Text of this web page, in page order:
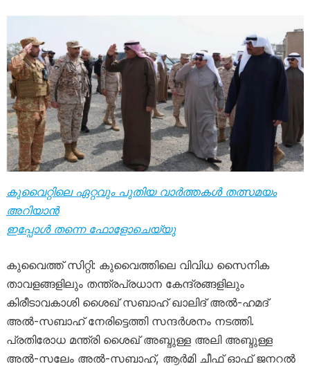
കുവൈറ്റിലെ ഏറ്റവും പുതിയ വാർത്തകൾ തത്സമയം
അറിയാൻ
ഇപ്പോൾ തന്നെ ഫോളോചെയ്യു
കുവൈത്ത് സിറ്റി: കുവൈത്തിലെ വിവിധ സൈനിക
താവളങ്ങളിലും തന്ത്രപ്രധാന കേന്ദ്രങ്ങളിലും
കിരീടാവകാശി ശൈഖ് സബാഹ് ഖാലിദ് അൽ-ഹമദ്
അൽ-സബാഹ് നേരിട്ടെത്തി സന്ദർശനം നടത്തി.
പ്രതിരോധ മന്ത്രി ശൈഖ് അബ്ദുള്ള അലി അബ്ദുള്ള
അൽ-സലേം അൽ-സബാഹ്, ആർമി ചീഫ് ഓഫ് ജനറൽ